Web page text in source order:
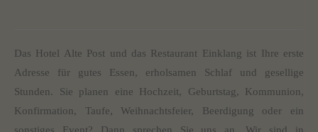
Das Hotel Alte Post und das Restaurant Einklang ist Ihre erste
Adresse für gutes Essen, erholsamen Schlaf und gesellige
Stunden. Sie planen eine Hochzeit, Geburtstag, Kommunion,
Konfirmation, Taufe, Weihnachtsfeier, Beerdigung oder ein